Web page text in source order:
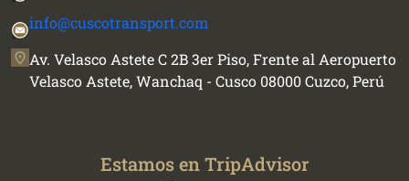
info@cuscotransport.com
Av. Velasco Astete C 2B 3er Piso, Frente al Aeropuerto
Velasco Astete, Wanchaq - Cusco 08000 Cuzco, Perú
Estamos en TripAdvisor